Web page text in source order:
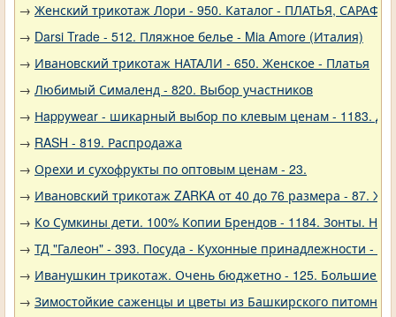
→ Женский трикотаж Лори - 950. Каталог - ПЛАТЬЯ,
→ Darsi Trade - 512. Пляжное белье - Mia Amore (Италия)
→ Ивановский трикотаж НАТАЛИ - 650. Женское - Платья
→ Любимый Сималенд - 820. Выбор участников
→ Нappywear - шикарный выбор по клевым ценам - 1183.
→ RASH - 819. Распродажа
→ Орехи и сухофрукты по оптовым ценам - 23.
→ Ивановский трикотаж ZARKA от 40 до 76 размера - 87.
→ Ко Сумкины дети. 100% Копии Брендов - 1184. Зонты.
→ ТД "Галеон" - 393. Посуда - Кухонные принадлежности -
→ Иванушкин трикотаж. Очень бюджетно - 125. Большие
→ Зимостойкие саженцы и цветы из Башкирского